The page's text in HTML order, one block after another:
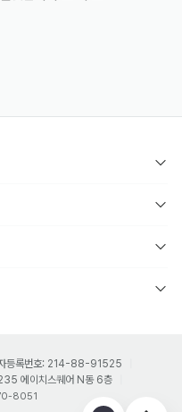
등록번호: 214-88-91525
에이치스퀘어 N동 6층
8051